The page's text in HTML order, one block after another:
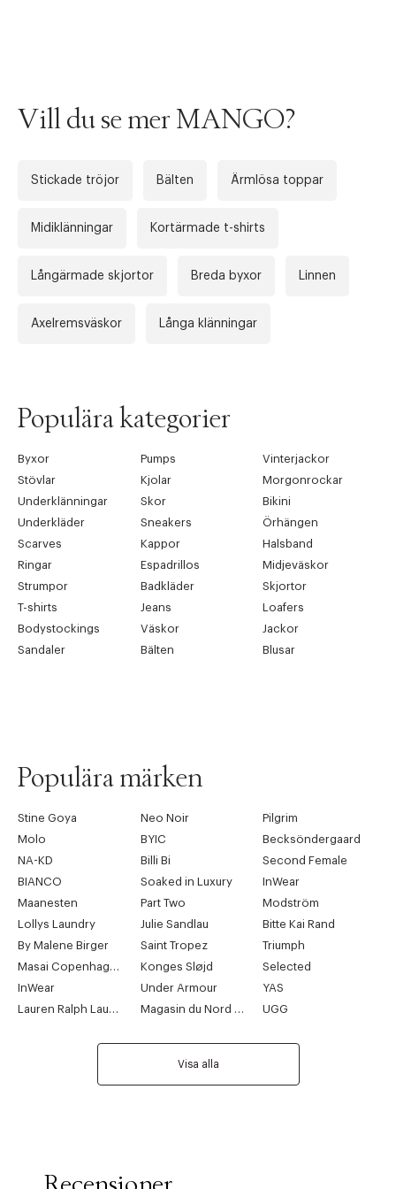
Vill du se mer MANGO?
Stickade tröjor Bälten Ärmlösa toppar
Midiklänningar Kortärmade t-shirts
Långärmade skjortor Breda byxor Linnen
Axelremsväskor Långa klänningar
Populära kategorier
Byxor Pumps
Vinterjackor
Stövlar
Kjolar
Morgonrockar
Underklänningar
Skor
Bikini
Underkläder
Sneakers
Örhängen
Scarves
Kappor
Halsband
Ringar
Espadrillos
Midjeväskor
Strumpor
Badkläder
Skjortor
T-shirts
Jeans
Loafers
Bodystockings
Väskor
Jackor
Sandaler
Bälten Blusar
Populära märken
Stine Goya Neo Noir
Pilgrim
Molo
BYIC
Becksöndergaard
NA-KD
Billi Bi
Second Female
BIANCO
Soaked in Luxury
InWear
Maanesten
Part Two
Modström
Lollys Laundry
Julie Sandlau
Bitte Kai Rand
By Malene Birger
Saint Tropez
Triumph
Masai Copenhagen
Konges Sløjd
Selected
InWear
Under Armour
YAS
Lauren Ralph Lauren
Magasin du Nord Collection UGG
Visa alla